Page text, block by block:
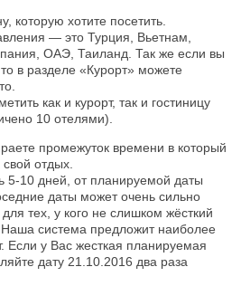
которую хотите посетить.
— это Турция, Вьетнам,
ОАЭ, Таиланд. Так же если вы
в разделе «Курорт» можете
как и курорт, так и гостиницу
10 отелями).
промежуток времени в который
отдых.
5-10 дней, от планируемой даты
даты может очень сильно
тех, у кого не слишком жёсткий
система предложит наиболее
Если у Вас жесткая планируемая
дату 21.10.2016 два раза